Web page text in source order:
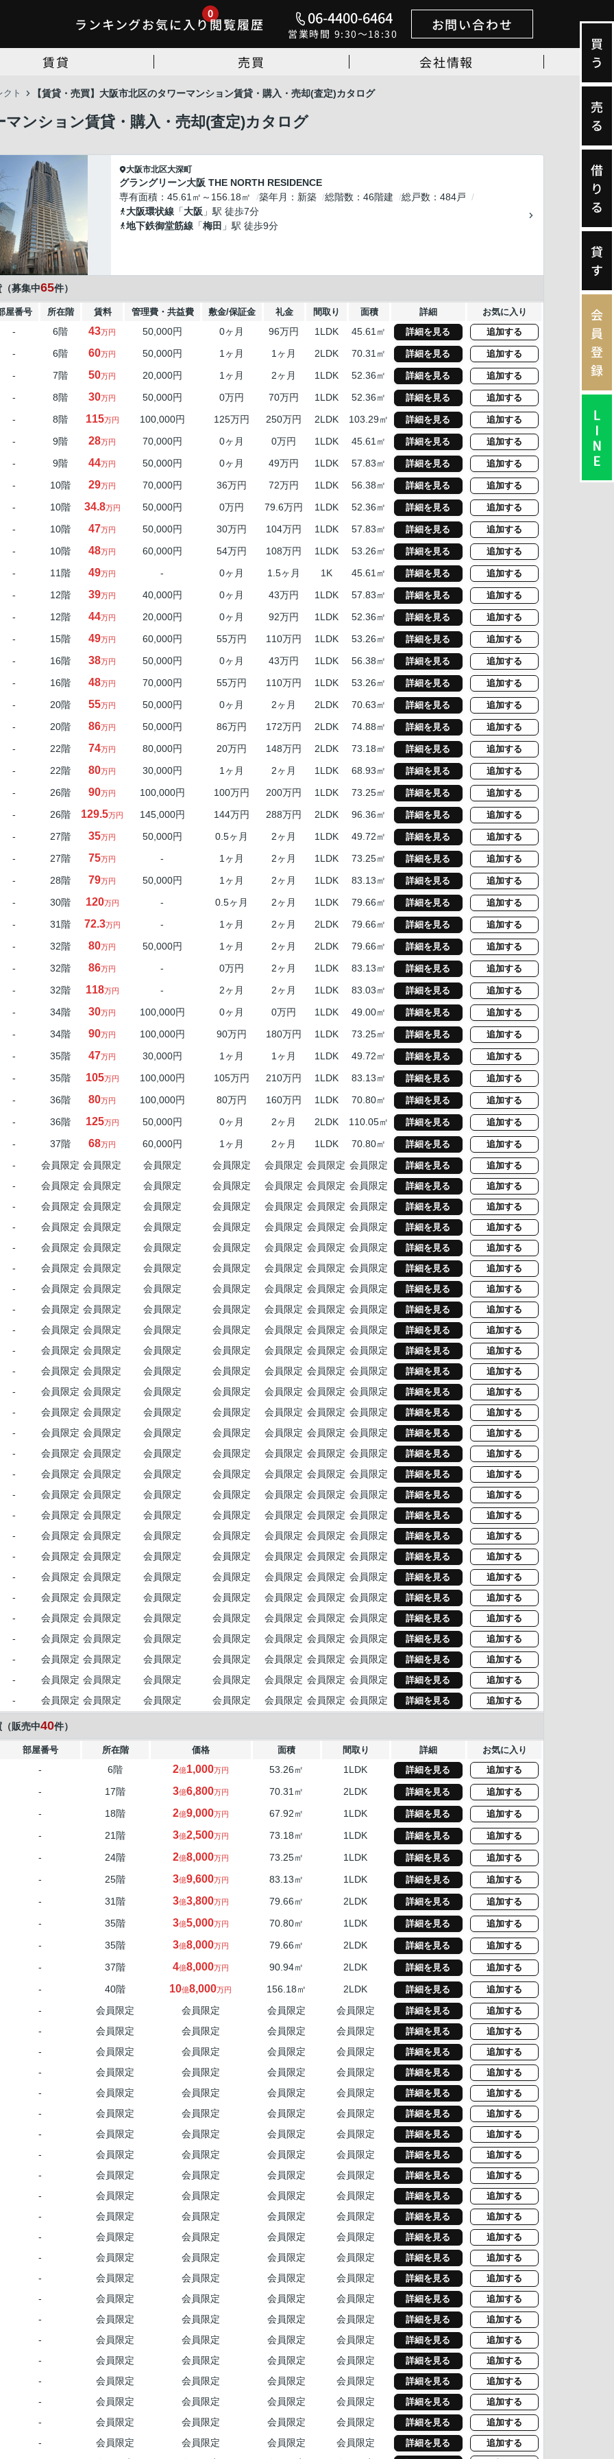
ランキングお気に入り
0
閲覧履歴 06-4400-6464
営業時間 9:30～18:30
お問い合わせ
賃貸 売買 会社情報
ト 【賃貸・売買】大阪市北区のタワーマンション賃貸・購入・売却(査定)カタログ
ンション賃貸・購入・売却(査定)カタログ
大阪市北区大深町
グラングリーン大阪 THE NORTH RESIDENCE
専有面積
45.61㎡～156.18㎡ 築年月 新築 総階数 46階建 総戸数
484戸
大阪環状線 「大阪 」駅 徒歩7分
地下鉄御堂筋線 「梅田 」駅 徒歩9分
募集中65件）
屋番号 所在階 賃料 管理費・共益費 敷金/保証金 礼金 間取り 面積 詳細 お気に入り
- 6階 43万円 50,000円 0ヶ月 96万円 1LDK 45.61㎡ 詳細を見る 追加する
- 6階 60万円 50,000円 1ヶ月 1ヶ月 2LDK 70.31㎡ 詳細を見る 追加する
- 7階 50万円 20,000円 1ヶ月 2ヶ月 1LDK 52.36㎡ 詳細を見る 追加する
- 8階 30万円 50,000円 0万円 70万円 1LDK 52.36㎡ 詳細を見る 追加する
- 8階 115万円 100,000円 125万円 250万円 2LDK 103.29㎡ 詳細を見る 追加する
- 9階 28万円 70,000円 0ヶ月 0万円 1LDK 45.61㎡ 詳細を見る 追加する
- 9階 44万円 50,000円 0ヶ月 49万円 1LDK 57.83㎡ 詳細を見る 追加する
- 10階 29万円 70,000円 36万円 72万円 1LDK 56.38㎡ 詳細を見る 追加する
- 10階 34.8万円 50,000円 0万円 79.6万円 1LDK 52.36㎡ 詳細を見る 追加する
- 10階 47万円 50,000円 30万円 104万円 1LDK 57.83㎡ 詳細を見る 追加する
- 10階 48万円 60,000円 54万円 108万円 1LDK 53.26㎡ 詳細を見る 追加する
- 11階 49万円 - 0ヶ月 1.5ヶ月 1K 45.61㎡ 詳細を見る 追加する
- 12階 39万円 40,000円 0ヶ月 43万円 1LDK 57.83㎡ 詳細を見る 追加する
- 12階 44万円 20,000円 0ヶ月 92万円 1LDK 52.36㎡ 詳細を見る 追加する
- 15階 49万円 60,000円 55万円 110万円 1LDK 53.26㎡ 詳細を見る 追加する
- 16階 38万円 50,000円 0ヶ月 43万円 1LDK 56.38㎡ 詳細を見る 追加する
- 16階 48万円 70,000円 55万円 110万円 1LDK 53.26㎡ 詳細を見る 追加する
- 20階 55万円 50,000円 0ヶ月 2ヶ月 2LDK 70.63㎡ 詳細を見る 追加する
- 20階 86万円 50,000円 86万円 172万円 2LDK 74.88㎡ 詳細を見る 追加する
- 22階 74万円 80,000円 20万円 148万円 2LDK 73.18㎡ 詳細を見る 追加する
- 22階 80万円 30,000円 1ヶ月 2ヶ月 1LDK 68.93㎡ 詳細を見る 追加する
- 26階 90万円 100,000円 100万円 200万円 1LDK 73.25㎡ 詳細を見る 追加する
- 26階 129.5万円 145,000円 144万円 288万円 2LDK 96.36㎡ 詳細を見る 追加する
- 27階 35万円 50,000円 0.5ヶ月 2ヶ月 1LDK 49.72㎡ 詳細を見る 追加する
- 27階 75万円 - 1ヶ月 2ヶ月 1LDK 73.25㎡ 詳細を見る 追加する
- 28階 79万円 50,000円 1ヶ月 2ヶ月 1LDK 83.13㎡ 詳細を見る 追加する
- 30階 120万円 - 0.5ヶ月 2ヶ月 1LDK 79.66㎡ 詳細を見る 追加する
- 31階 72.3万円 - 1ヶ月 2ヶ月 2LDK 79.66㎡ 詳細を見る 追加する
- 32階 80万円 50,000円 1ヶ月 2ヶ月 2LDK 79.66㎡ 詳細を見る 追加する
- 32階 86万円 - 0万円 2ヶ月 1LDK 83.13㎡ 詳細を見る 追加する
- 32階 118万円 - 2ヶ月 2ヶ月 1LDK 83.03㎡ 詳細を見る 追加する
- 34階 30万円 100,000円 0ヶ月 0万円 1LDK 49.00㎡ 詳細を見る 追加する
- 34階 90万円 100,000円 90万円 180万円 1LDK 73.25㎡ 詳細を見る 追加する
- 35階 47万円 30,000円 1ヶ月 1ヶ月 1LDK 49.72㎡ 詳細を見る 追加する
- 35階 105万円 100,000円 105万円 210万円 1LDK 83.13㎡ 詳細を見る 追加する
- 36階 80万円 100,000円 80万円 160万円 1LDK 70.80㎡ 詳細を見る 追加する
- 36階 125万円 50,000円 0ヶ月 2ヶ月 2LDK 110.05㎡ 詳細を見る 追加する
- 37階 68万円 60,000円 1ヶ月 2ヶ月 1LDK 70.80㎡ 詳細を見る 追加する
- 会員限定 会員限定 会員限定 会員限定 会員限定 会員限定 会員限定 詳細を見る 追加する
- 会員限定 会員限定 会員限定 会員限定 会員限定 会員限定 会員限定 詳細を見る 追加する
- 会員限定 会員限定 会員限定 会員限定 会員限定 会員限定 会員限定 詳細を見る 追加する
- 会員限定 会員限定 会員限定 会員限定 会員限定 会員限定 会員限定 詳細を見る 追加する
- 会員限定 会員限定 会員限定 会員限定 会員限定 会員限定 会員限定 詳細を見る 追加する
- 会員限定 会員限定 会員限定 会員限定 会員限定 会員限定 会員限定 詳細を見る 追加する
- 会員限定 会員限定 会員限定 会員限定 会員限定 会員限定 会員限定 詳細を見る 追加する
- 会員限定 会員限定 会員限定 会員限定 会員限定 会員限定 会員限定 詳細を見る 追加する
- 会員限定 会員限定 会員限定 会員限定 会員限定 会員限定 会員限定 詳細を見る 追加する
- 会員限定 会員限定 会員限定 会員限定 会員限定 会員限定 会員限定 詳細を見る 追加する
- 会員限定 会員限定 会員限定 会員限定 会員限定 会員限定 会員限定 詳細を見る 追加する
- 会員限定 会員限定 会員限定 会員限定 会員限定 会員限定 会員限定 詳細を見る 追加する
- 会員限定 会員限定 会員限定 会員限定 会員限定 会員限定 会員限定 詳細を見る 追加する
- 会員限定 会員限定 会員限定 会員限定 会員限定 会員限定 会員限定 詳細を見る 追加する
- 会員限定 会員限定 会員限定 会員限定 会員限定 会員限定 会員限定 詳細を見る 追加する
- 会員限定 会員限定 会員限定 会員限定 会員限定 会員限定 会員限定 詳細を見る 追加する
- 会員限定 会員限定 会員限定 会員限定 会員限定 会員限定 会員限定 詳細を見る 追加する
- 会員限定 会員限定 会員限定 会員限定 会員限定 会員限定 会員限定 詳細を見る 追加する
- 会員限定 会員限定 会員限定 会員限定 会員限定 会員限定 会員限定 詳細を見る 追加する
- 会員限定 会員限定 会員限定 会員限定 会員限定 会員限定 会員限定 詳細を見る 追加する
- 会員限定 会員限定 会員限定 会員限定 会員限定 会員限定 会員限定 詳細を見る 追加する
- 会員限定 会員限定 会員限定 会員限定 会員限定 会員限定 会員限定 詳細を見る 追加する
- 会員限定 会員限定 会員限定 会員限定 会員限定 会員限定 会員限定 詳細を見る 追加する
- 会員限定 会員限定 会員限定 会員限定 会員限定 会員限定 会員限定 詳細を見る 追加する
- 会員限定 会員限定 会員限定 会員限定 会員限定 会員限定 会員限定 詳細を見る 追加する
- 会員限定 会員限定 会員限定 会員限定 会員限定 会員限定 会員限定 詳細を見る 追加する
- 会員限定 会員限定 会員限定 会員限定 会員限定 会員限定 会員限定 詳細を見る 追加する
販売中40件）
部屋番号 所在階 価格 面積 間取り 詳細 お気に入り
- 6階 2億1,000万円 53.26㎡ 1LDK 詳細を見る 追加する
- 17階 3億6,800万円 70.31㎡ 2LDK 詳細を見る 追加する
- 18階 2億9,000万円 67.92㎡ 1LDK 詳細を見る 追加する
- 21階 3億2,500万円 73.18㎡ 1LDK 詳細を見る 追加する
- 24階 2億8,000万円 73.25㎡ 1LDK 詳細を見る 追加する
- 25階 3億9,600万円 83.13㎡ 1LDK 詳細を見る 追加する
- 31階 3億3,800万円 79.66㎡ 2LDK 詳細を見る 追加する
- 35階 3億5,000万円 70.80㎡ 1LDK 詳細を見る 追加する
- 35階 3億8,000万円 79.66㎡ 2LDK 詳細を見る 追加する
- 37階 4億8,000万円 90.94㎡ 2LDK 詳細を見る 追加する
- 40階 10億8,000万円 156.18㎡ 2LDK 詳細を見る 追加する
- 会員限定 会員限定 会員限定 会員限定 詳細を見る 追加する
- 会員限定 会員限定 会員限定 会員限定 詳細を見る 追加する
- 会員限定 会員限定 会員限定 会員限定 詳細を見る 追加する
- 会員限定 会員限定 会員限定 会員限定 詳細を見る 追加する
- 会員限定 会員限定 会員限定 会員限定 詳細を見る 追加する
- 会員限定 会員限定 会員限定 会員限定 詳細を見る 追加する
- 会員限定 会員限定 会員限定 会員限定 詳細を見る 追加する
- 会員限定 会員限定 会員限定 会員限定 詳細を見る 追加する
- 会員限定 会員限定 会員限定 会員限定 詳細を見る 追加する
- 会員限定 会員限定 会員限定 会員限定 詳細を見る 追加する
- 会員限定 会員限定 会員限定 会員限定 詳細を見る 追加する
- 会員限定 会員限定 会員限定 会員限定 詳細を見る 追加する
- 会員限定 会員限定 会員限定 会員限定 詳細を見る 追加する
- 会員限定 会員限定 会員限定 会員限定 詳細を見る 追加する
- 会員限定 会員限定 会員限定 会員限定 詳細を見る 追加する
- 会員限定 会員限定 会員限定 会員限定 詳細を見る 追加する
- 会員限定 会員限定 会員限定 会員限定 詳細を見る 追加する
- 会員限定 会員限定 会員限定 会員限定 詳細を見る 追加する
- 会員限定 会員限定 会員限定 会員限定 詳細を見る 追加する
- 会員限定 会員限定 会員限定 会員限定 詳細を見る 追加する
- 会員限定 会員限定 会員限定 会員限定 詳細を見る 追加する
- 会員限定 会員限定 会員限定 会員限定 詳細を見る 追加する
買
う
売
る
借
り
る
貸
す
会
員
登
録